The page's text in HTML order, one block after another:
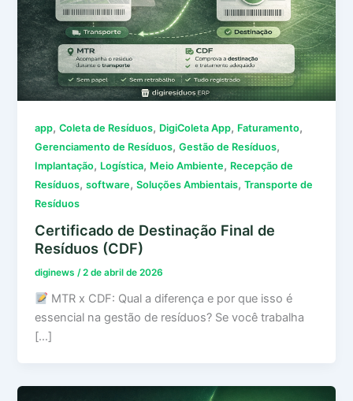
app,Coleta de Resíduos, DigiColeta App, Faturamento,
Gerenciamento de Resíduos,Gestão de Resíduos,
Implantação, Logística, Meio Ambiente, Recepção de
Resíduos,software,Soluções Ambientais,Transporte de
Resíduos
Certificado de Destinação Final de
Resíduos (CDF)
diginews/2 de abril de 2026
MTR x CDF: Qual a diferença e por que isso é
essencial na gestão de resíduos? Se você trabalha
[…]